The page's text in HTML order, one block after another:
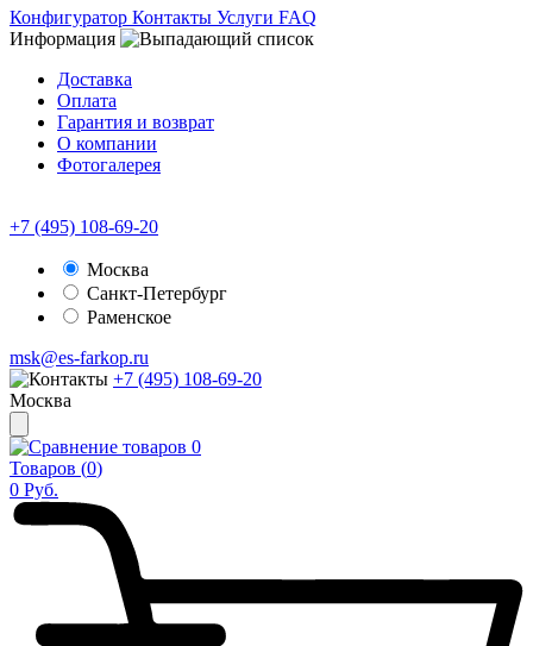
Конфигуратор Контакты Услуги FAQ
Информация
Доставка
Оплата
Гарантия и возврат
О компании
Фотогалерея
+7 (495) 108-69-20
Москва
Санкт-Петербург
Раменское
msk@es-farkop.ru
+7 (495) 108-69-20
Москва
0
Товаров (0)
0 Руб.